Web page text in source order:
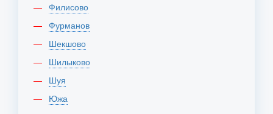
Филисово
Фурманов
Шекшово
Шилыково
Шуя
Южа